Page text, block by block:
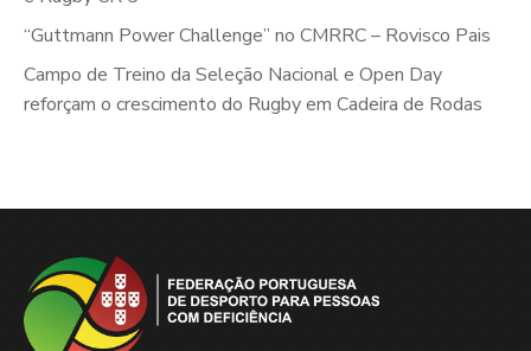
“Guttmann Power Challenge” no CMRRC – Rovisco Pais
Campo de Treino da Seleção Nacional e Open Day
reforçam o crescimento do Rugby em Cadeira de Rodas